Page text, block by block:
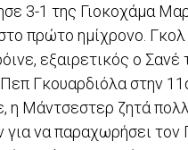
3-1 της Γιοκοχάμα
πρώτο ημίχρονο. Γκολ
εξαιρετικός ο Σανέ
Γκουαρδιόλα στην
η Μάντσεστερ ζητά
να παραχωρήσει τον